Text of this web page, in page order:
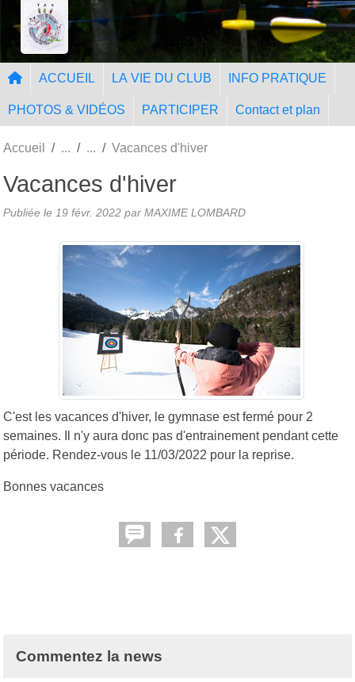
Tir à l'Arc Nangissien
ACCUEIL LA VIE DU CLUB INFO PRATIQUE
PHOTOS & VIDÉOS PARTICIPER Contact et plan
Accueil Vacances d'hiver
Vacances d'hiver
Publiée le 19 févr. 2022 par MAXIME LOMBARD
C'est les vacances d'hiver, le gymnase est fermé pour 2
semaines. Il n'y aura donc pas d'entrainement pendant cette
période. Rendez-vous le 11/03/2022 pour la reprise.
Bonnes vacances
Commentez la news
Panneau de gestion des cookies